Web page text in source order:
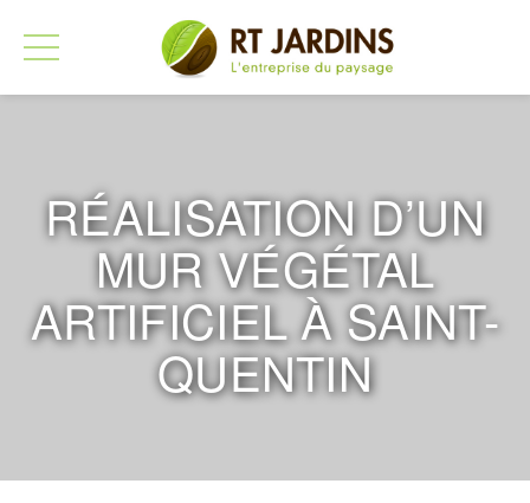
RÉALISATION D’UN
MUR VÉGÉTAL
ARTIFICIEL À SAINT-
QUENTIN